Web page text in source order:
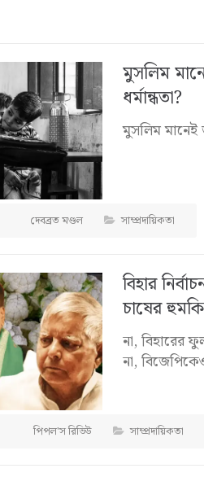
মুসলিম
ধর্মান্ধতা?
মুসলিম মানেই
দেবব্রত মণ্ডল সাম্প্রদায়িকতা
বিহার
চাষের
না, বিহারের
না,
পিপল'স রিভিউ সাম্প্রদায়িকতা